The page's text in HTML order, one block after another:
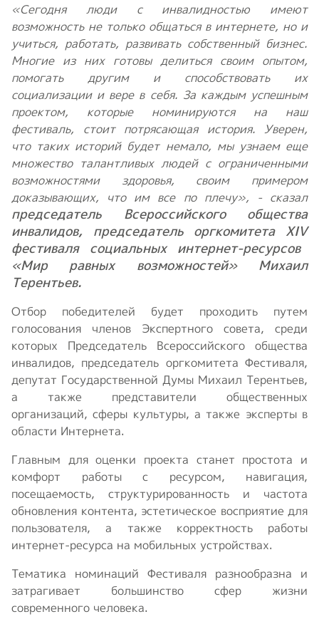
«Сегодня люди с инвалидностью имеют
возможность не только общаться в интернете, но и
учиться, работать, развивать собственный бизнес.
Многие из них готовы делиться своим опытом,
помогать другим и способствовать их
социализации и вере в себя. За каждым успешным
проектом, которые номинируются на наш
фестиваль, стоит потрясающая история. Уверен,
что таких историй будет немало, мы узнаем еще
множество талантливых людей с ограниченными
возможностями здоровья, своим примером
доказывающих, что им все по плечу», - сказал
председатель Всероссийского общества
инвалидов, председатель оргкомитета XIV
фестиваля социальных интернет-ресурсов
«Мир равных возможностей» Михаил
Терентьев.
Отбор победителей будет проходить путем
голосования членов Экспертного совета, среди
которых Председатель Всероссийского общества
инвалидов, председатель оргкомитета Фестиваля,
депутат Государственной Думы Михаил Терентьев,
а также представители общественных
организаций, сферы культуры, а также эксперты в
области Интернета.
Главным для оценки проекта станет простота и
комфорт работы с ресурсом, навигация,
посещаемость, структурированность и частота
обновления контента, эстетическое восприятие для
пользователя, а также корректность работы
интернет-ресурса на мобильных устройствах.
Тематика номинаций Фестиваля разнообразна и
затрагивает большинство сфер жизни
современного человека.